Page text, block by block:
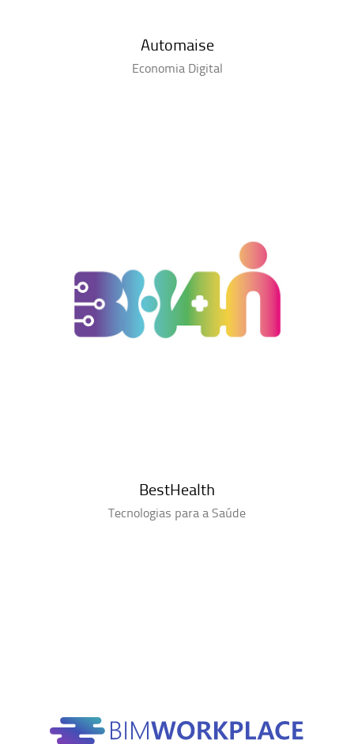
Automaise
Economia Digital
BestHealth
Tecnologias para a Saúde